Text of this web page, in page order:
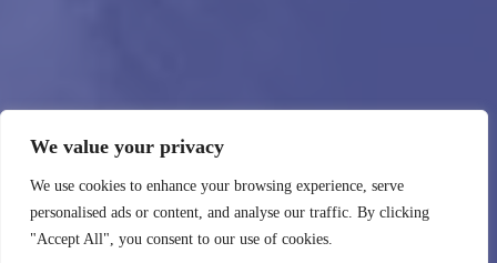
We value your privacy
We use cookies to enhance your browsing experience, serve
personalised ads or content, and analyse our traffic. By clicking
"Accept All", you consent to our use of cookies.